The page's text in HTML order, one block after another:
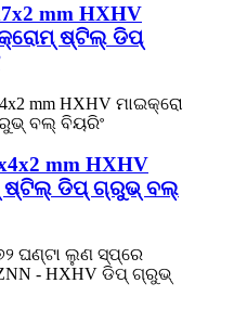
mm HXHV
ଷ୍ଟିଲ୍ ଡିପ୍
mm HXHV
ଷ୍ଟିଲ୍ ଡିପ୍ ଗ୍ରୁଭ୍ ବଲ୍